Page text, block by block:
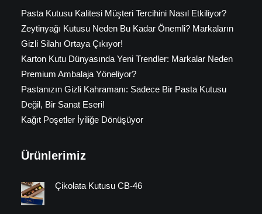
Pasta Kutusu Kalitesi Müşteri Tercihini Nasıl Etkiliyor?
Zeytinyağı Kutusu Neden Bu Kadar Önemli? Markaların
Gizli Silahı Ortaya Çıkıyor!
Karton Kutu Dünyasında Yeni Trendler: Markalar Neden
Premium Ambalaja Yöneliyor?
Pastanızın Gizli Kahramanı: Sadece Bir Pasta Kutusu
Değil, Bir Sanat Eseri!
Kağıt Poşetler İyiliğe Dönüşüyor
Ürünlerimiz
Çikolata Kutusu CB-46